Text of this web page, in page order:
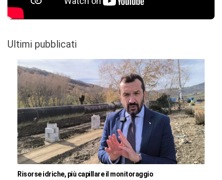
Ultimi pubblicati
Risorse idriche, più capillare il monitoraggio